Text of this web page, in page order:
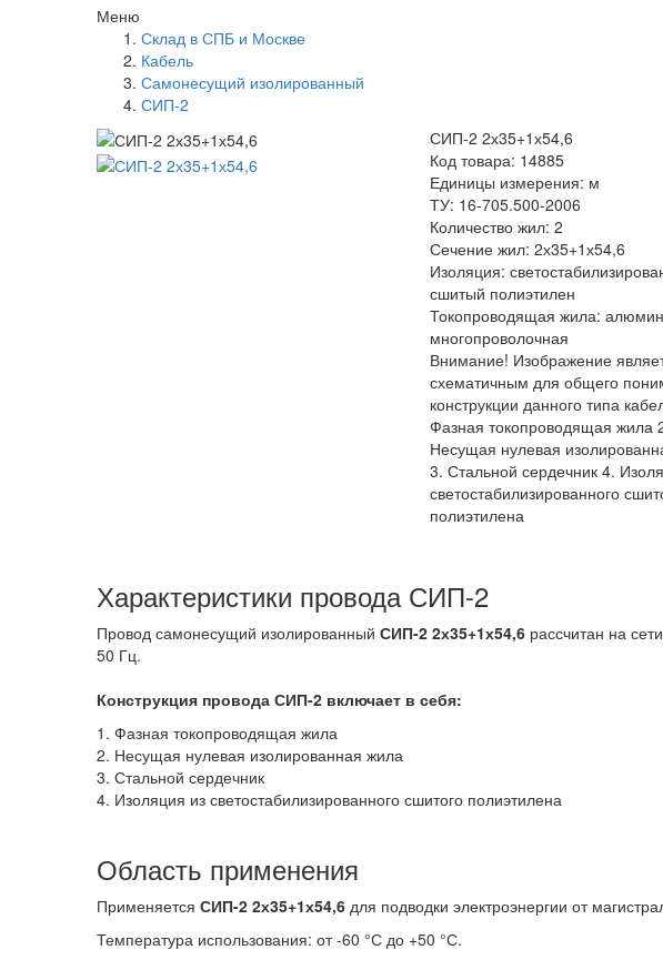
Меню
Склад в СПБ и Москве
Кабель
Самонесущий изолированный
СИП-2
СИП-2 2х35+1х54,6
Код товара: 14885
Единицы измерения: м
ТУ: 16-705.500-2006
Количество жил: 2
Сечение жил: 2х35+1х54,6
Изоляция:
сшитый полиэтилен
Токопроводящая жила:
многопроволочная
Внимание! Изображение
схематичным для общего
конструкции данного типа
Фазная токопроводящая жила
Несущая нулевая
3. Стальной сердечник 4.
светостабилизированного
полиэтилена
Характеристики провода СИП-2
Провод самонесущий изолированный СИП-2 2х35+1х54,6 рассчитан на
50 Гц.
Конструкция провода СИП-2 включает в себя:
1. Фазная токопроводящая жила
2. Несущая нулевая изолированная жила
3. Стальной сердечник
4. Изоляция из светостабилизированного сшитого полиэтилена
Область применения
Применяется СИП-2 2х35+1х54,6 для подводки электроэнергии от
Температура использования: от -60 °С до +50 °С.